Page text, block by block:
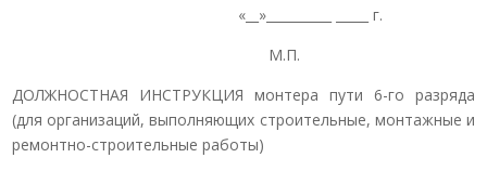
«__»__________ _____ г.
М.П.
ДОЛЖНОСТНАЯ ИНСТРУКЦИЯ монтера пути 6-го разряда
(для организаций, выполняющих строительные, монтажные и
ремонтно-строительные работы)